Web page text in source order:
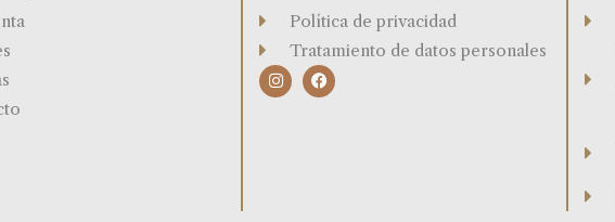
Política de privacidad
Tratamiento de datos personales
I
n
s
F
a
c